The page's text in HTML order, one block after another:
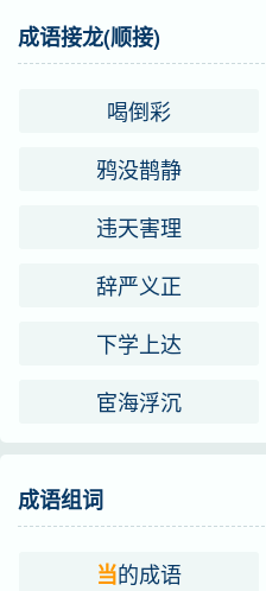
当
hē hè yè
成语接龙(顺接)
喝倒彩
鸦没鹊静
违天害理
辞严义正
下学上达
宦海浮沉
成语组词
当的成语